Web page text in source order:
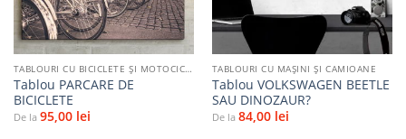
TABLOURI CU BICICLETE ŞI MOTOCICLETE
Tablou PARCARE DE
BICICLETE
De la 95,00 lei
TABLOURI CU MAŞINI ŞI CAMIOANE
Tablou VOLKSWAGEN BEETLE
SAU DINOZAUR?
De la 84,00 lei